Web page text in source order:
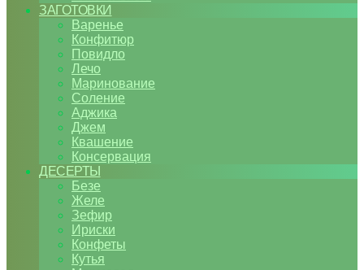
ЗАГОТОВКИ
Варенье
Конфитюр
Повидло
Лечо
Маринование
Соление
Аджика
Джем
Квашение
Консервация
ДЕСЕРТЫ
Безе
Желе
Зефир
Ириски
Конфеты
Кутья